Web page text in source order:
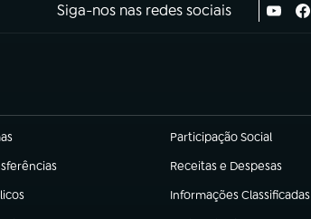
Siga-nos nas redes sociais
Participação Social
(abre em nova aba)
Receitas e Despesas
(abre em nova aba)
Informações Classificadas
(abre em nova aba)